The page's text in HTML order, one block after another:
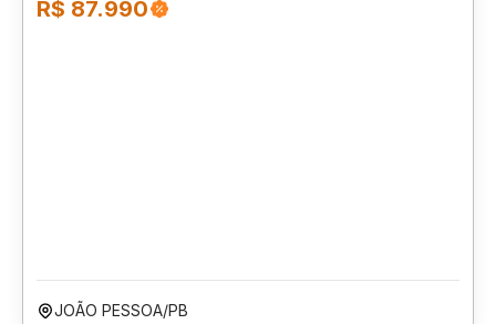
R$ 87.990
JOÃO PESSOA/PB